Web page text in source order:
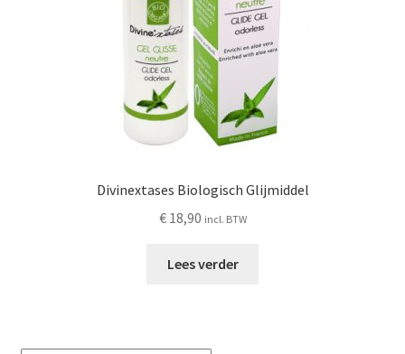
Divinextases Biologisch Glijmiddel
€18,90 incl. BTW
Lees verder